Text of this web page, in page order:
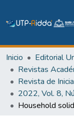
Inicio
Revistas